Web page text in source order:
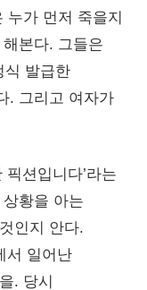
누가 먼저 죽을지
본다. 그들은
식 발급한
. 그리고 여자가
션입니다’라는
황을 아는
인지 안다.
서 일어난
. 당시